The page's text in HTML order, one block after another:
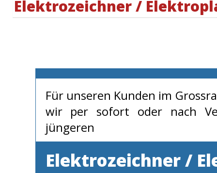
Elektrozeichner /
Für unseren Kunden im
wir per sofort oder nach
jüngeren
Elektrozeichner /